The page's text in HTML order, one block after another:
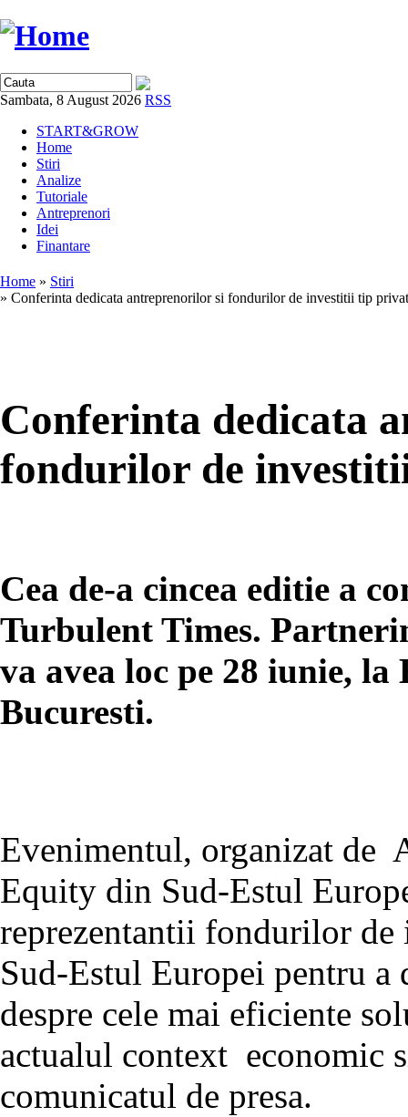
Sambata, 8 August 2026 RSS
START&GROW
Home
Stiri
Analize
Tutoriale
Antreprenori
Idei
Finantare
Home » Stiri
» Conferinta dedicata antreprenorilor si fondurilor de investitii tip
Conferinta dedicata
fondurilor de
Cea de-a cincea editie a
Turbulent Times.
va avea loc pe 28 iunie,
Bucuresti.
Evenimentul, organizat de
Equity din Sud-Estul
reprezentantii fondurilor
Sud-Estul Europei pentru a
despre cele mai eficiente
actualul context economic
comunicatul de presa.